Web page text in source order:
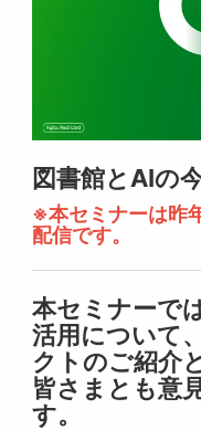
図書館とAIの
※本セミナーは昨
配信です。
本セミナーで
活用について
クトのご紹介
皆さまとも意
す。